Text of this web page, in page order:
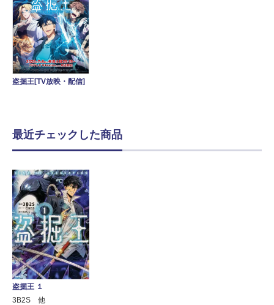
盗掘王[TV放映・配信]
最近チェックした商品
盗掘王 １
3B2S 他